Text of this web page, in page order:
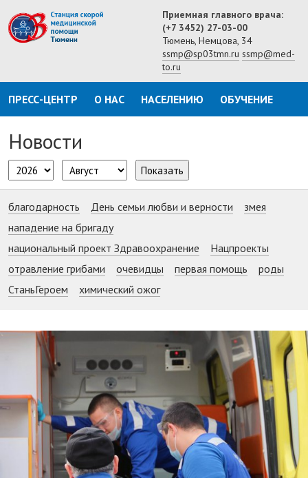
Приемная главного врача:
(+7 3452) 27-03-00
Тюмень, Немцова, 34
ssmp@sp03tmn.ru ssmp@med-
to.ru
ПРЕСС-ЦЕНТР О НАС НАСЕЛЕНИЮ ОБУЧЕНИЕ
Новости
Показать
благодарность День семьи любви и верности
змея
нападение на бригаду
национальный проект Здравоохранение
Нацпроекты
отравление грибами
очевидцы первая помощь
роды
СтаньГероем
химический ожог